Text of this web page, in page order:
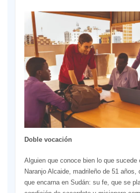
Doble vocación
Alguien que conoce bien lo que sucede
Naranjo Alcaide, madrileño de 51 años,
que encarna en Sudán: su fe, que se